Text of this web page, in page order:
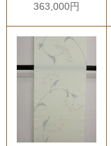
363,000円